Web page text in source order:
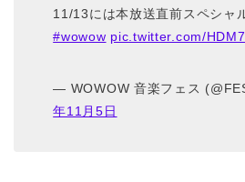
11/13には本放送直前スペシャ
#wowow pic.twitter.com/
— WOWOW 音楽フェス
年11月5日